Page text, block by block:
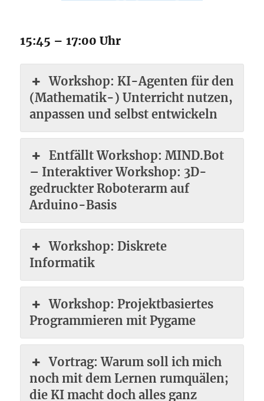
15:45 – 17:00 Uhr
Workshop: KI-Agenten für den
(Mathematik-) Unterricht nutzen,
anpassen und selbst entwickeln
Entfällt Workshop: MIND.Bot
– Interaktiver Workshop: 3D-
gedruckter Roboterarm auf
Arduino-Basis
Workshop: Diskrete
Informatik
Workshop: Projektbasiertes
Programmieren mit Pygame
Vortrag: Warum soll ich mich
noch mit dem Lernen rumquälen;
die KI macht doch alles ganz